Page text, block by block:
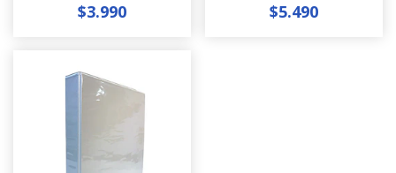
$3.990 $5.490